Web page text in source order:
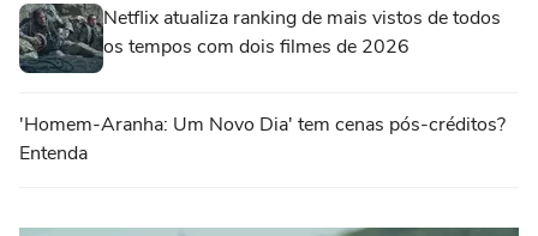
Netflix atualiza ranking de mais vistos de todos
os tempos com dois filmes de 2026
'Homem-Aranha: Um Novo Dia' tem cenas pós-créditos?
Entenda